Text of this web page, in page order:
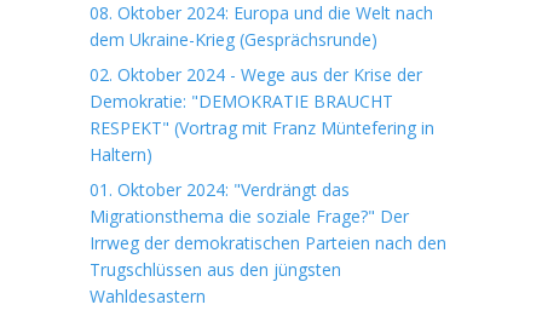
08. Oktober 2024: Europa und die Welt nach
dem Ukraine-Krieg (Gesprächsrunde)
02. Oktober 2024 - Wege aus der Krise der
Demokratie: "DEMOKRATIE BRAUCHT
RESPEKT" (Vortrag mit Franz Müntefering in
Haltern)
01. Oktober 2024: "Verdrängt das
Migrationsthema die soziale Frage?" Der
Irrweg der demokratischen Parteien nach den
Trugschlüssen aus den jüngsten
Wahldesastern